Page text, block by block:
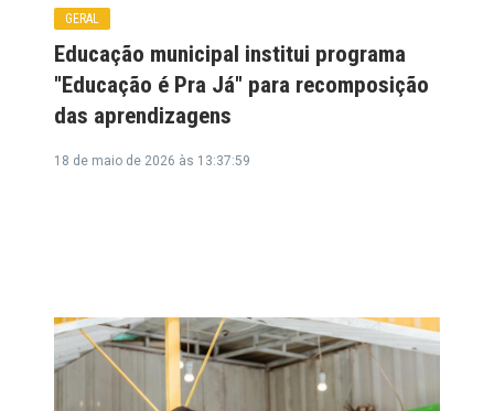
GERAL
Educação municipal institui programa
"Educação é Pra Já" para recomposição
das aprendizagens
18 de maio de 2026 às 13:37:59